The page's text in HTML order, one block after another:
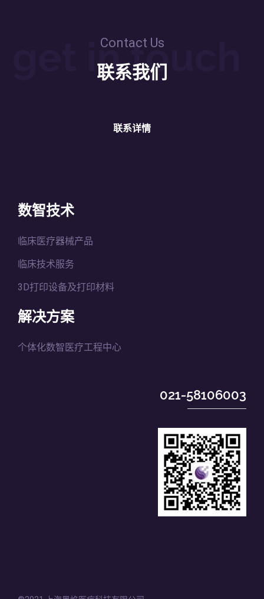
Contact Us
联系我们
联系详情
数智技术
临床医疗器械产品
临床技术服务
3D打印设备及打印材料
解决方案
个体化数智医疗工程中心
021-58106003